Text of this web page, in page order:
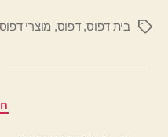
תגיותבית דפוס,דפוס, מוצרי דפוס